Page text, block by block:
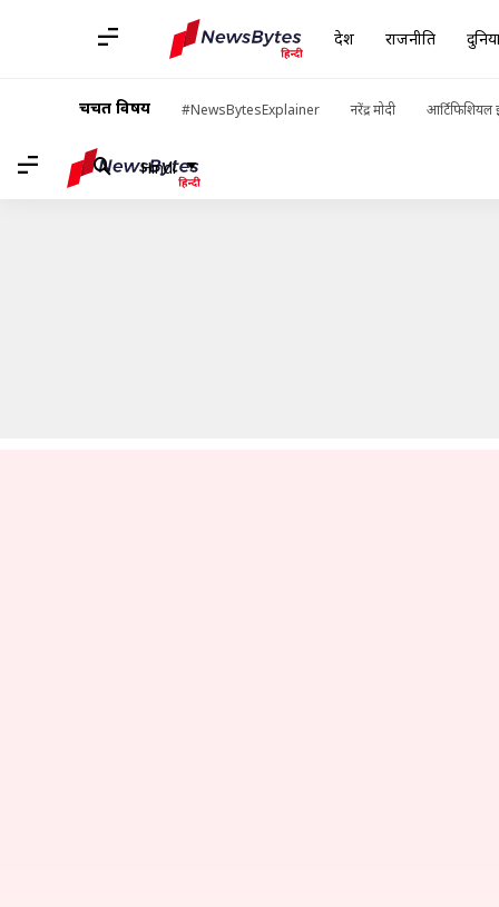
देश राजनीति
चर्चित विषय #NewsBytesExplainer नरेंद्र मोदी
Hindi
खबरें लाइफस्टाइल की खबरें / जर्मनी: ब्लैक फॉरेस्ट की यात्रा को